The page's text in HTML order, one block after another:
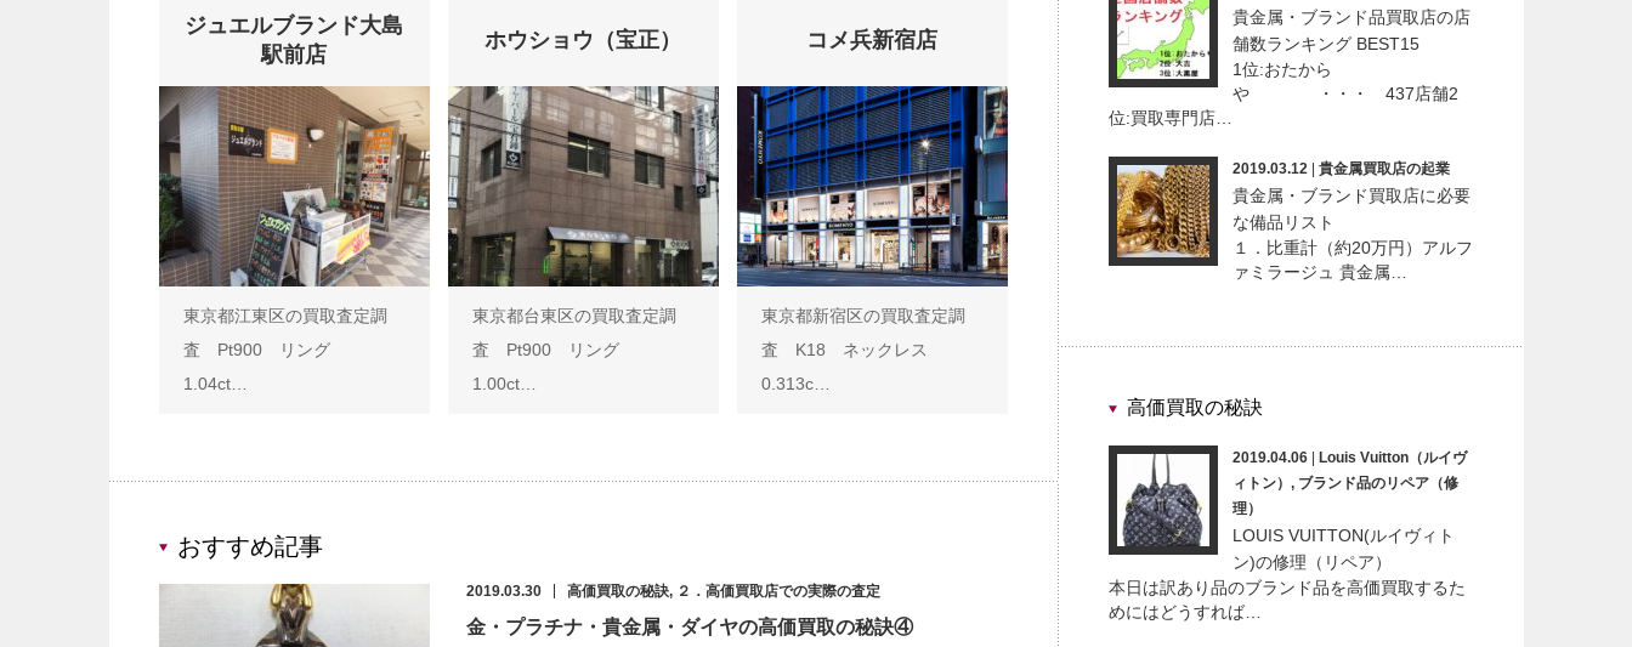
ジュエルブランド大島
駅前店
東京都江東区の買取査定調
査 Pt900 リング
1.04ct…
ホウショウ（宝正）
東京都台東区の買取査定調
査 Pt900 リング
1.00ct…
コメ兵新宿店
東京都新宿区の買取査定調
査 K18 ネックレス
0.313c…
おすすめ記事
2019.03.30 高価買取の秘訣, ２．高価買取店での実際の査定
金・プラチナ・貴金属・ダイヤの高価買取の秘訣④
貴金属・ブランド品買取店の店
舗数ランキング BEST15
1位:おたから
や ・・・ 437店舗2
位:買取専門店…
2019.03.12 貴金属買取店の起業
貴金属・ブランド買取店に必要
な備品リスト
１．比重計（約20万円）アルフ
ァミラージュ 貴金属…
高価買取の秘訣
2019.04.06
Louis Vuitton（ルイヴ
ィトン） , ブランド品のリペア（修
理）
LOUIS VUITTON(ルイヴィト
ン)の修理（リペア）
本日は訳あり品のブランド品を高価買取するた
めにはどうすれば…